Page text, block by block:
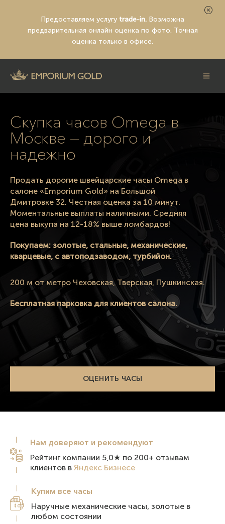
Предоставляем услугу trade-in. Возможна
предварительная онлайн оценка по фото. Точная
оценка только в офисе.
Скупка часов Omega в
Москве — дорого и
надежно
Продать дорогие швейцарские часы Omega в
салоне «Emporium Gold» на Большой
Дмитровке 32. Честная оценка за 10 минут.
Моментальные выплаты наличными. Средняя
цена выкупа на 12-18% выше ломбардов!
Покупаем: золотые, стальные, механические,
кварцевые, с автоподзаводом, турбийон.
200 м от метро Чеховская, Тверская, Пушкинская.
Бесплатная парковка для клиентов салона.
ОЦЕНИТЬ ЧАСЫ
Нам доверяют и рекомендуют
Рейтинг компании 5,0★ по 200+ отзывам
клиентов в Яндекс Бизнесе
Купим все часы
Наручные механические часы, золотые в
любом состоянии